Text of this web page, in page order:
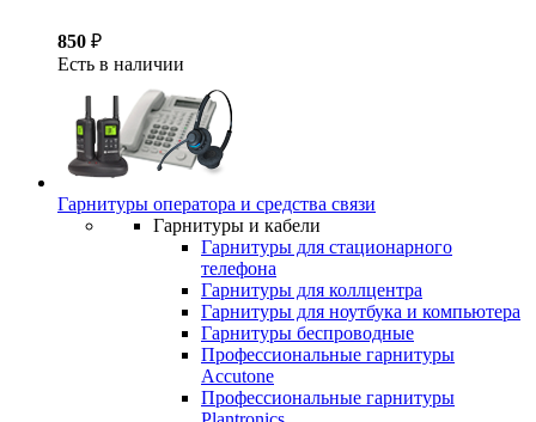
850 ₽
Есть в наличии
Гарнитуры оператора и средства связи
Гарнитуры и кабели
Гарнитуры для стационарного
телефона
Гарнитуры для коллцентра
Гарнитуры для ноутбука и компьютера
Гарнитуры беспроводные
Профессиональные гарнитуры
Accutone
Профессиональные гарнитуры